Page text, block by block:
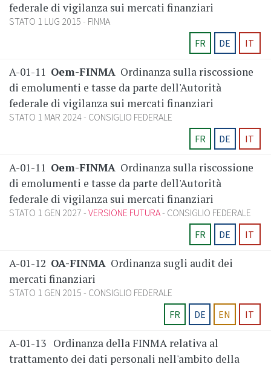
federale di vigilanza sui mercati finanziari
STATO 1 LUG 2015
FINMA
FR
DE IT
A-01-11 Oem-FINMA Ordinanza sulla riscossione
di emolumenti e tasse da parte dell'Autorità
federale di vigilanza sui mercati finanziari
STATO 1 MAR 2024 CONSIGLIO FEDERALE
FR
DE IT
A-01-11 Oem-FINMA Ordinanza sulla riscossione
di emolumenti e tasse da parte dell'Autorità
federale di vigilanza sui mercati finanziari
STATO 1 GEN 2027 VERSIONE FUTURA CONSIGLIO FEDERALE
FR
DE IT
A-01-12 OA-FINMA Ordinanza sugli audit dei
mercati finanziari
STATO 1 GEN 2015
CONSIGLIO FEDERALE
FR
DE EN IT
A-01-13 Ordinanza della FINMA relativa al
trattamento dei dati personali nell'ambito della